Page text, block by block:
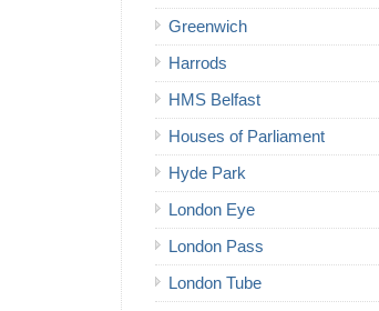
Greenwich
Harrods
HMS Belfast
Houses of Parliament
Hyde Park
London Eye
London Pass
London Tube